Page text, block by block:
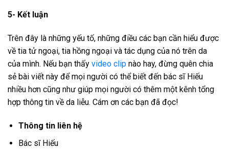
5- Kết luận
Trên đây là những yếu tố, những điều các bạn cần hiểu được
về tia tử ngoại, tia hồng ngoại và tác dụng của nó trên da
của mình. Nếu bạn thấy video clip nào hay, đừng quên chia
sẻ bài viết này để mọi người có thể biết đến bác sĩ Hiếu
nhiều hơn cũng như giúp mọi người có thêm một kênh tổng
hợp thông tin về da liễu. Cám ơn các bạn đã đọc!
Thông tin liên hệ
Bác sĩ Hiếu